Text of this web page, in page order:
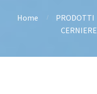
Home PRODOTTI
CERNIERE